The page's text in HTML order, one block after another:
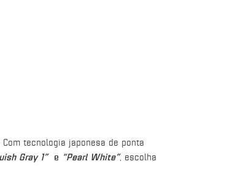
tecnologia japonesa de ponta
Gray 1”e “Pearl White”, escolha